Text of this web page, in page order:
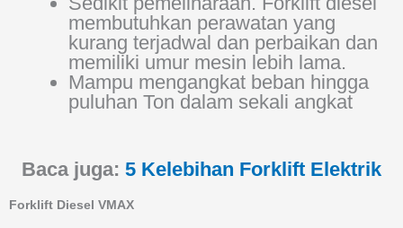
membutuhkan perawatan yang
kurang terjadwal dan perbaikan dan
memiliki umur mesin lebih lama.
Mampu mengangkat beban hingga
puluhan Ton dalam sekali angkat
Baca juga: 5 Kelebihan Forklift Elektrik
Forklift Diesel VMAX